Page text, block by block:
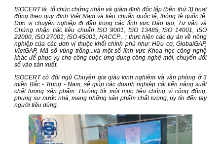
ISOCERT là tổ chức chứng nhận và giám định độc lập (bên thứ 3) hoạt
động theo quy định Việt Nam và tiêu chuẩn quốc tế, thông lệ quốc tế.
Đơn vị chuyên nghiệp đi đầu trong các lĩnh vực Đào tạo, Tư vấn và
Chứng nhận các tiêu chuẩn ISO 9001, ISO 13485, ISO 14001, ISO
22000, ISO 27001, ISO 45001, HACCP... ; thực hiện các dự án về nông
nghiệp của các đơn vị thuộc khối chính phủ như: Hữu cơ, GlobalGAP,
VietGAP, Mã số vùng trồng...và một số lĩnh vực Khoa học công nghệ
khác để phục vụ cho công cuộc ứng dụng công nghệ mới, chuyển đổi
số vào sản xuất.
ISOCERT có đội ngũ Chuyên gia giàu kinh nghiệm và văn phòng ở 3
miền Bắc - Trung - Nam, sẽ giúp các doanh nghiệp cải tiến năng suất
chất lượng sản phẩm. Hướng tới một mục tiêu chúng vì cộng đồng,
phụng sự nước nhà, mang những sản phẩm chất lượng, uy tín đến tay
người tiêu dùng.